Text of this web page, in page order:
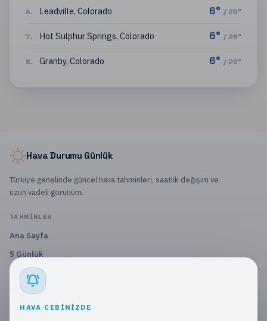
6. Leadville, Colorado 6° /25°
7. Hot Sulphur Springs, Colorado 6° /28°
8. Granby, Colorado 6° /29°
Hava Durumu Günlük
Türkiye genelinde güncel hava tahminleri, saatlik değişim ve
uzun vadeli görünüm.
TAHMINLER
Ana Sayfa
5 Günlük
10 Günlük
15 Günlük
HAVA CEBINIZDE